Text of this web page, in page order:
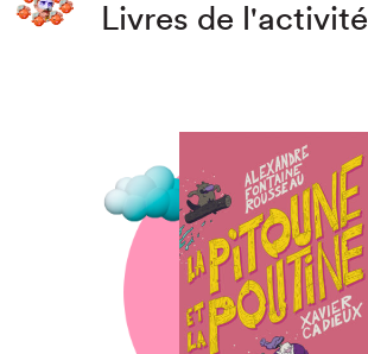
Livres de l'activité